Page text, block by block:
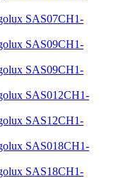
SAS07CH1-
SAS09CH1-
SAS09CH1-
SAS012CH1-
SAS12CH1-
SAS018CH1-
SAS18CH1-